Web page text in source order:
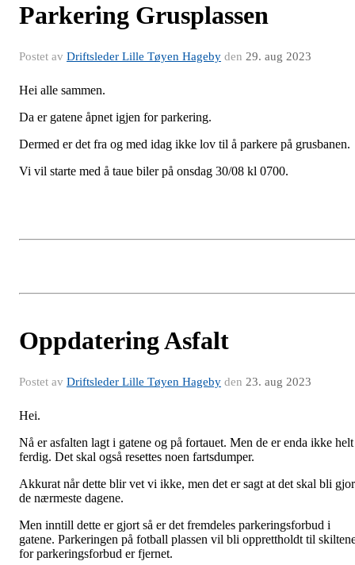
Parkering Grusplassen
Postet av Driftsleder Lille Tøyen Hageby den 29. aug 2023
Hei alle sammen.
Da er gatene åpnet igjen for parkering.
Dermed er det fra og med idag ikke lov til å parkere på grusbanen.
Vi vil starte med å taue biler på onsdag 30/08 kl 0700.
Oppdatering Asfalt
Postet av Driftsleder Lille Tøyen Hageby den 23. aug 2023
Hei.
Nå er asfalten lagt i gatene og på fortauet. Men de er enda ikke helt
ferdig. Det skal også resettes noen fartsdumper.
Akkurat når dette blir vet vi ikke, men det er sagt at det skal bli
de nærmeste dagene.
Men inntill dette er gjort så er det fremdeles parkeringsforbud i
gatene. Parkeringen på fotball plassen vil bli opprettholdt til
for parkeringsforbud er fjernet.